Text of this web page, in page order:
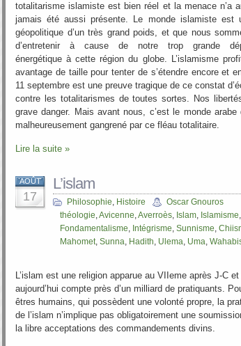
totalitarisme islamiste est bien réel et la menace n’a
jamais été aussi présente. Le monde islamiste est
géopolitique d’un très grand poids, et que nous
d’entretenir à cause de notre trop grande
énergétique à cette région du globe. L’islamisme
avantage de taille pour tenter de s’étendre encore et
11 septembre est une preuve tragique de ce constat
contre les totalitarismes de toutes sortes. Nos
grave danger. Mais avant nous, c’est le monde
malheureusement gangrené par ce fléau totalitaire.
Lire la suite »
AOÛT
17
L’islam
Philosophie, Histoire
Oscar Gnouros
théologie,Avicenne,Averroès, Islam, Islamisme,
Fondamentalisme, Intégrisme, Sunnisme,
Mahomet, Sunna, Hadith, Ulema, Uma,
L’islam est une religion apparue au VIIeme après J-C et
aujourd’hui compte près d’un milliard de pratiquants.
êtres humains, qui possèdent une volonté propre, la
de l’islam n’implique pas obligatoirement une
la libre acceptations des commandements divins.